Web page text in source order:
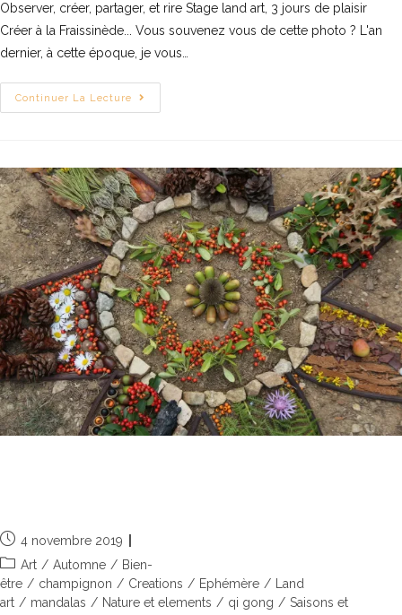
Observer, créer, partager, et rire Stage land art, 3 jours de plaisir
Créer à la Fraissinède... Vous souvenez vous de cette photo ? L'an
dernier, à cette époque, je vous…
Continuer La Lecture
4 novembre 2019
Art / Automne / Bien-
être / champignon / Creations / Ephémère /
Land
art / mandalas / Nature et elements / qi gong / Saisons et